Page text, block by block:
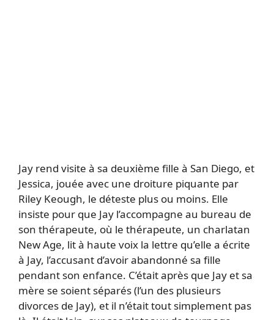
Jay rend visite à sa deuxième fille à San Diego, et
Jessica, jouée avec une droiture piquante par
Riley Keough, le déteste plus ou moins. Elle
insiste pour que Jay l’accompagne au bureau de
son thérapeute, où le thérapeute, un charlatan
New Age, lit à haute voix la lettre qu’elle a écrite
à Jay, l’accusant d’avoir abandonné sa fille
pendant son enfance. C’était après que Jay et sa
mère se soient séparés (l’un des plusieurs
divorces de Jay), et il n’était tout simplement pas